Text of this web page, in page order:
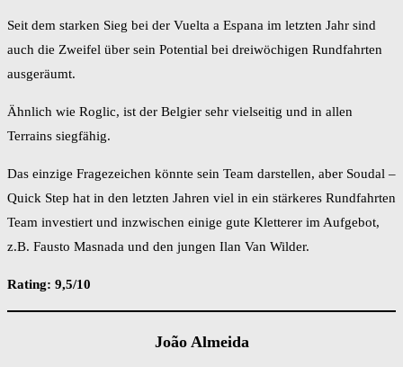
Seit dem starken Sieg bei der Vuelta a Espana im letzten Jahr sind
auch die Zweifel über sein Potential bei dreiwöchigen Rundfahrten
ausgeräumt.
Ähnlich wie Roglic, ist der Belgier sehr vielseitig und in allen
Terrains siegfähig.
Das einzige Fragezeichen könnte sein Team darstellen, aber Soudal –
Quick Step hat in den letzten Jahren viel in ein stärkeres Rundfahrten
Team investiert und inzwischen einige gute Kletterer im Aufgebot,
z.B. Fausto Masnada und den jungen Ilan Van Wilder.
Rating: 9,5/10
João Almeida